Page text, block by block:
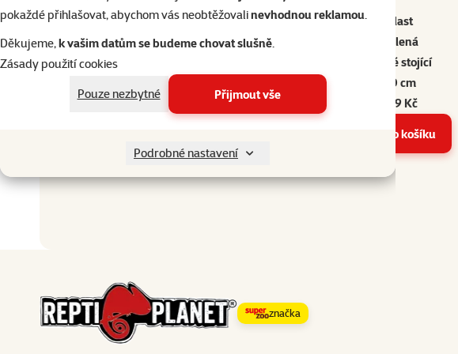
pokaždé přihlašovat, abychom vás neobtěžovalinevhodnou reklamou.
Děkujeme,k vašim datům se budeme chovat slušně.
Zásady použití cookies
Pouze nezbytné
Přijmout vše
Podrobné nastavení
Materiál
Plast
Barva
Zelená
Volně stojící
Výška
20 cm
Běžná cena
149 Kč
Do košíku
značka